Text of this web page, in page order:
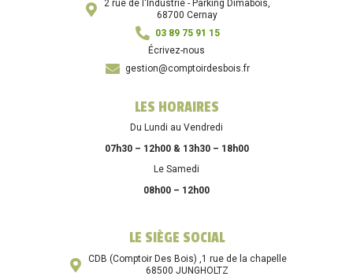
2 rue de l'Industrie - Parking Dimabois,
68700 Cernay
03 89 75 91 15
Écrivez-nous
gestion@comptoirdesbois.fr
LES HORAIRES
Du Lundi au Vendredi
07h30 – 12h00 & 13h30 – 18h00
Le Samedi
08h00 – 12h00
LE SIÈGE SOCIAL
CDB (Comptoir Des Bois) ,1 rue de la chapelle
68500 JUNGHOLTZ